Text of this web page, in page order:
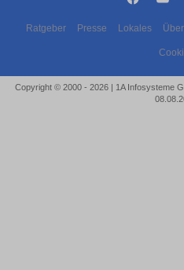
Ratgeber Presse Lokales
Copyright © 2000 - 2026 | 1A Infosysteme